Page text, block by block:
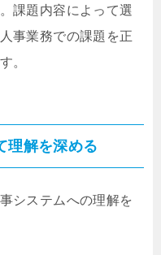
課題内容によって選
事業務での課題を正
。
理解を深める
システムへの理解を